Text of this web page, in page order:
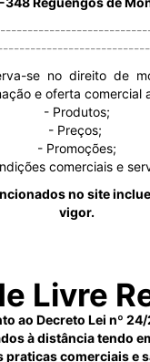
se no direito de
e oferta comercial
- Produtos;
- Preços;
- Promoções;
comerciais e
no site
vigor.
Livre
ao Decreto Lei nº
à distância tendo
praticas comerciais e